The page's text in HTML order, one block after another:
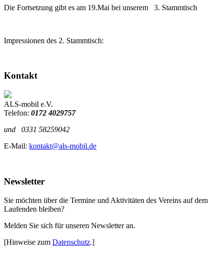
Die Fortsetzung gibt es am 19.Mai bei unserem 3. Stammtisch
Impressionen des 2. Stammtisch:
Kontakt
ALS-mobil e.V.
Telefon: 0172 4029757
und 0331 58259042
E-Mail: kontakt@als-mobil.de
Newsletter
Sie möchten über die Termine und Aktivitäten des Vereins auf dem
Laufenden bleiben?
Melden Sie sich für unseren Newsletter an.
[Hinweise zum Datenschutz.]